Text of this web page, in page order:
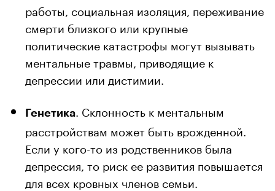
работы, социальная изоляция, переживание
смерти близкого или крупные
политические катастрофы могут вызывать
ментальные травмы, приводящие к
депрессии или дистимии.
Генетика
. Склонность к ментальным
расстройствам может быть врожденной.
Если у кого-то из родственников была
депрессия, то риск ее развития повышается
для всех кровных членов семьи.